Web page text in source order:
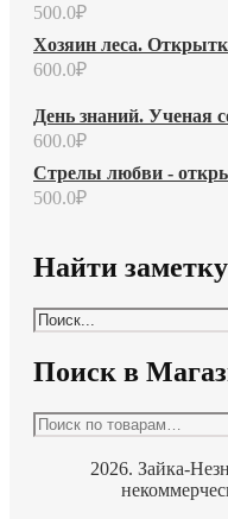
500.0₽
Хозяин леса.
600.0₽
День знаний. Ученая
600.0₽
Стрелы любви -
500.0₽
Найти заметку
Поиск в
Искать:
2026. Зайка-